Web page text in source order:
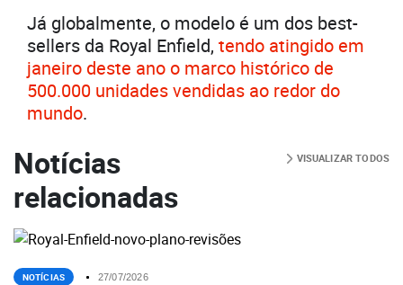
Já globalmente, o modelo é um dos best-
sellers da Royal Enfield, tendo atingido em
janeiro deste ano o marco histórico de
500.000 unidades vendidas ao redor do
mundo.
Notícias
relacionadas
VISUALIZAR TODOS
NOTÍCIAS 27/07/2026